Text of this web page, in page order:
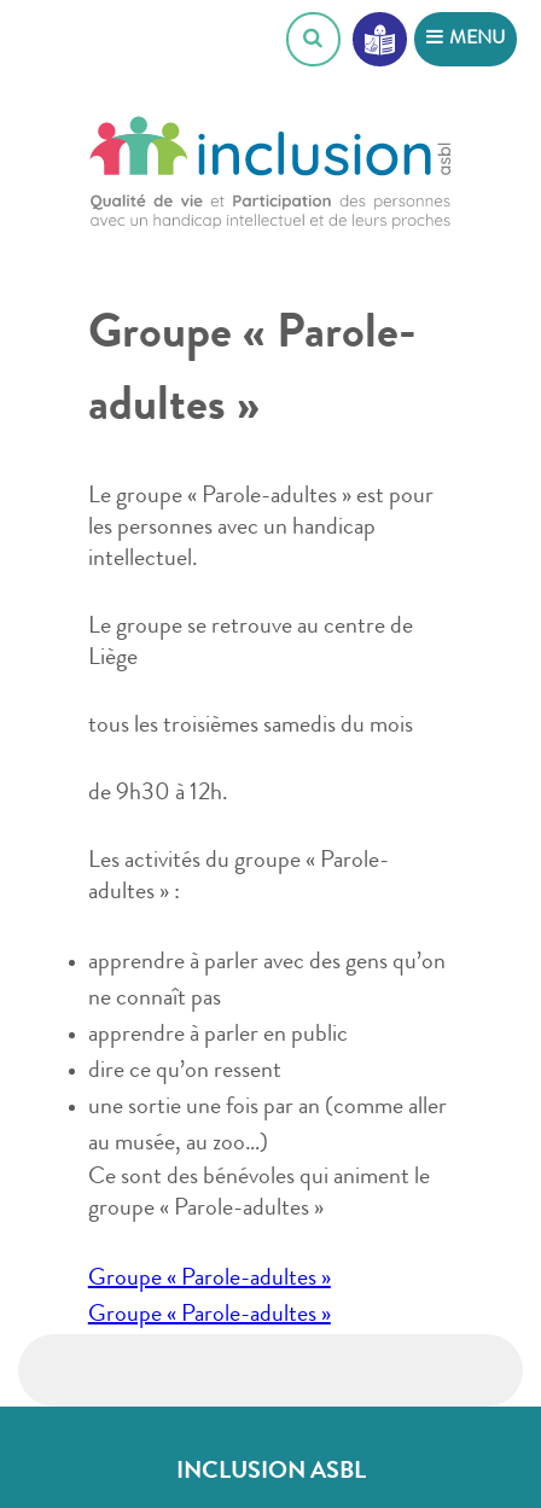
MENU
Groupe « Parole-
adultes »
Le groupe « Parole-adultes » est pour
les personnes avec un handicap
intellectuel.
Le groupe se retrouve au centre de
Liège
tous les troisièmes samedis du mois
de 9h30 à 12h.
Les activités du groupe « Parole-
adultes » :
apprendre à parler avec des gens qu’on
ne connaît pas
apprendre à parler en public
dire ce qu’on ressent
une sortie une fois par an (comme aller
au musée, au zoo…)
Ce sont des bénévoles qui animent le
groupe « Parole-adultes »
Navigation
de
Groupe « Parole-adultes »
Groupe « Parole-adultes »
INCLUSION ASBL